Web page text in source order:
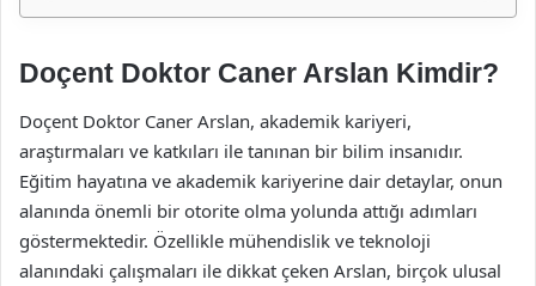
Doçent Doktor Caner Arslan Kimdir?
Doçent Doktor Caner Arslan, akademik kariyeri,
araştırmaları ve katkıları ile tanınan bir bilim insanıdır.
Eğitim hayatına ve akademik kariyerine dair detaylar, onun
alanında önemli bir otorite olma yolunda attığı adımları
göstermektedir. Özellikle mühendislik ve teknoloji
alanındaki çalışmaları ile dikkat çeken Arslan, birçok ulusal